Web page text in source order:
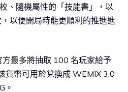
、隨機屬性的「技能書」，以
以便開局時能更順利的推進進
最多將抽取 100 名玩家給予
貨幣可用於兌換成 WEMIX 3.0
。